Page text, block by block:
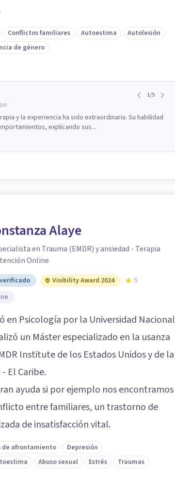
Conflictos familiares Autoestima
Autolesión
de género
1/5
y la experiencia ha sido extraordinaria. Su habilidad
explicando sus...
Alaye
en Trauma (EMDR) y ansiedad - Terapia
Online
Visibility Award 2024
5
en Psicología por la Universidad Nacional
un Máster especializado en la usanza
Institute de los Estados Unidos y de la
El Caribe.
ayuda si por ejemplo nos encontramos
entre familiares, un trastorno de
de insatisfacción vital.
de afrontamiento
Depresión
Abuso sexual Estrés Traumas